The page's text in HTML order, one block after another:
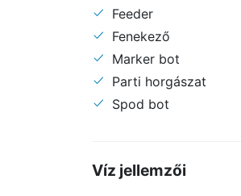
Feeder
Fenekező
Marker bot
Parti horgászat
Spod bot
Víz jellemzői